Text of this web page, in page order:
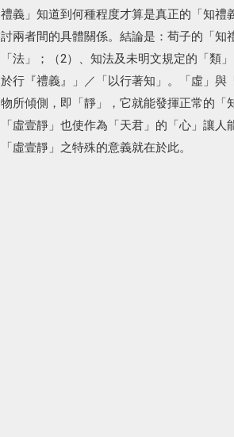
禮義」知道到何種程度才算是真正的「知
討兩者間的具體關係。結論是：荀子的「
「法」；（2）、知法及未明文規定的「類
於行『禮義』」／「以行著知」。「虛」
物所傾側，即「靜」，它就能發揮正常的
「虛壹靜」也使作為「天君」的「心」讓
「虛壹靜」之特殊的意義就在於此。